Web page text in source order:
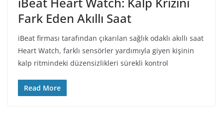
Fark Eden Akıllı Saat
iBeat firması tarafından çıkarılan sağlık odaklı akıllı saat
Heart Watch, farklı sensörler yardımıyla giyen kişinin
kalp ritmindeki düzensizlikleri sürekli kontrol
Read More